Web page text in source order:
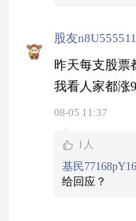
股友
昨天每支股票
我看人家都涨
08-05 11:37
1人
基民
给回应？